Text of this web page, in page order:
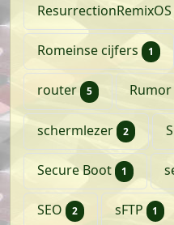
ResurrectionRemixOS
Romeinse cijfers 1
router 5 artikelenRumor
schermlezer 2
Secure Boot 1 artikel
SEO 2 artikelen
sFTP 1